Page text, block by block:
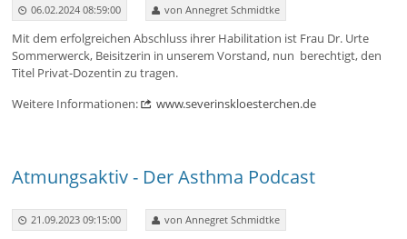
06.02.2024 08:59:00 von Annegret Schmidtke
Mit dem erfolgreichen Abschluss ihrer Habilitation ist Frau Dr. Urte
Sommerwerck, Beisitzerin in unserem Vorstand, nun berechtigt, den
Titel Privat-Dozentin zu tragen.
Weitere Informationen:
www.severinskloesterchen.de
Atmungsaktiv - Der Asthma Podcast
21.09.2023 09:15:00 von Annegret Schmidtke